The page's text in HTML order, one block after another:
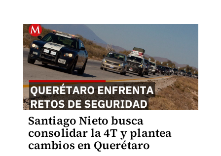
Santiago Nieto busca
consolidar la 4T y plantea
cambios en Querétaro